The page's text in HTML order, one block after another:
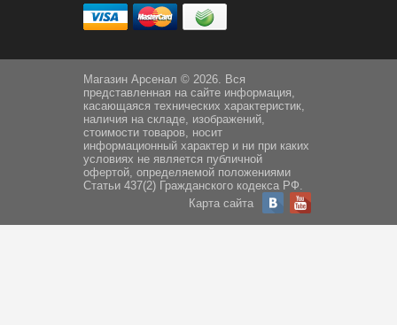
Магазин Арсенал © 2026. Вся
представленная на сайте информация,
касающаяся технических характеристик,
наличия на складе, изображений,
стоимости товаров, носит
информационный характер и ни при каких
условиях не является публичной
офертой, определяемой положениями
Статьи 437(2) Гражданского кодекса РФ.
Карта сайта